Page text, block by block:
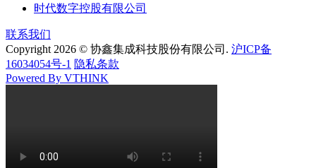
时代数字控股有限公司
联系我们
Copyright 2026 © 协鑫集成科技股份有限公司. 沪ICP备
16034054号-1 隐私条款
Powered By VTHINK